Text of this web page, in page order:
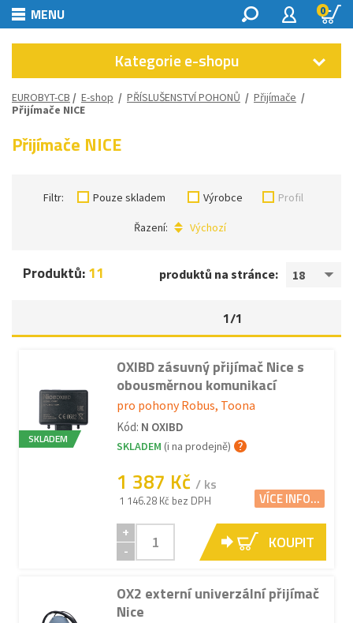
MENU 0
Kategorie e-shopu
EUROBYT-CB / E-shop / PŘÍSLUŠENSTVÍ POHONŮ / Přijímače /
Přijímače NICE
Přijímače NICE
Filtr: Pouze skladem Výrobce Profil
Řazení: Výchozí
produktů na stránce: 18
Produktů:11
1/1
SKLADEM
OXIBD zásuvný přijímač Nice s
obousměrnou komunikací
pro pohony Robus, Toona
Kód: N OXIBD
SKLADEM (i na prodejně)
1 387 Kč / ks
1 146.28 Kč bez DPH VÍCE INFO...
+
-
KOUPIT
OX2 externí univerzální přijímač
Nice